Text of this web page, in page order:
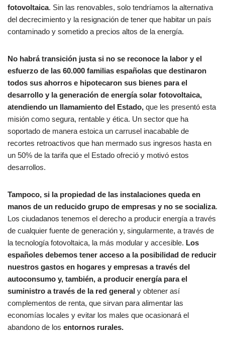
fotovoltaica. Sin las renovables, solo tendríamos la alternativa
del decrecimiento y la resignación de tener que habitar un país
contaminado y sometido a precios altos de la energía.
No habrá transición justa si no se reconoce la labor y el
esfuerzo de las 60.000 familias españolas que destinaron
todos sus ahorros e hipotecaron sus bienes para el
desarrollo y la generación de energía solar fotovoltaica,
atendiendo un llamamiento del Estado, que les presentó esta
misión como segura, rentable y ética. Un sector que ha
soportado de manera estoica un carrusel inacabable de
recortes retroactivos que han mermado sus ingresos hasta en
un 50% de la tarifa que el Estado ofreció y motivó estos
desarrollos.
Tampoco, si la propiedad de las instalaciones queda en
manos de un reducido grupo de empresas y no se socializa.
Los ciudadanos tenemos el derecho a producir energía a través
de cualquier fuente de generación y, singularmente, a través de
la tecnología fotovoltaica, la más modular y accesible. Los
españoles debemos tener acceso a la posibilidad de reducir
nuestros gastos en hogares y empresas a través del
autoconsumo y, también, a producir energía para el
suministro a través de la red general y obtener así
complementos de renta, que sirvan para alimentar las
economías locales y evitar los males que ocasionará el
abandono de los entornos rurales.